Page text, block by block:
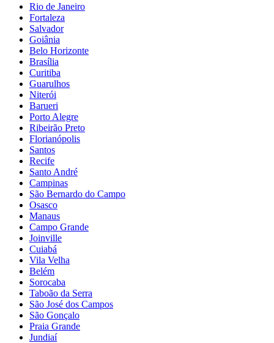
Rio de Janeiro
Fortaleza
Salvador
Goiânia
Belo Horizonte
Brasília
Curitiba
Guarulhos
Niterói
Barueri
Porto Alegre
Ribeirão Preto
Florianópolis
Santos
Recife
Santo André
Campinas
São Bernardo do Campo
Osasco
Manaus
Campo Grande
Joinville
Cuiabá
Vila Velha
Belém
Sorocaba
Taboão da Serra
São José dos Campos
São Gonçalo
Praia Grande
Jundiaí